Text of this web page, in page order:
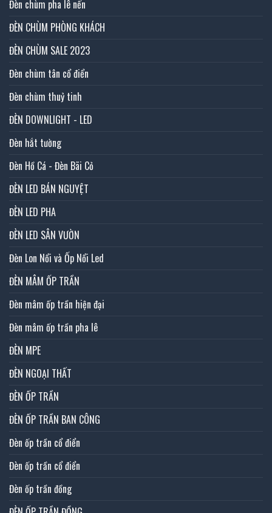
Đèn chùm pha lê nến
ĐÈN CHÙM PHÒNG KHÁCH
ĐÈN CHÙM SALE 2023
Đèn chùm tân cổ điển
Đèn chùm thuỷ tinh
ĐÈN DOWNLIGHT - LED
Đèn hắt tường
Đèn Hồ Cá - Đèn Bãi Cỏ
ĐÈN LED BÁN NGUYỆT
ĐÈN LED PHA
ĐÈN LED SÂN VƯỜN
Đèn Lon Nổi và Ốp Nổi Led
ĐÈN MÂM ỐP TRẦN
Đèn mâm ốp trần hiện đại
Đèn mâm ốp trần pha lê
ĐÈN MPE
ĐÈN NGOẠI THẤT
ĐÈN ỐP TRẦN
ĐÈN ỐP TRẦN BAN CÔNG
Đèn ốp trần cổ điển
Đèn ốp trần cổ điển
Đèn ốp trần đồng